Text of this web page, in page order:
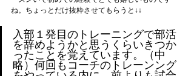
ね。ちょっとだけ抜粋させてもらうと↓↓
入部１発目のトレーニングで部活
を辞めようかと思うくらいきつか
ったことを覚えています。（中
略）何回もコーチのトレーンング